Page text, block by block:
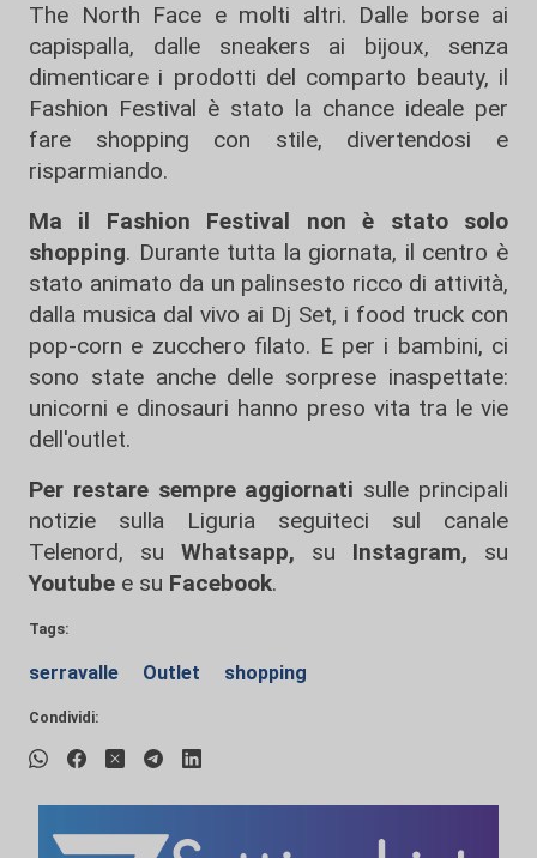
The North Face e molti altri. Dalle borse ai
capispalla, dalle sneakers ai bijoux, senza
dimenticare i prodotti del comparto beauty, il
Fashion Festival è stato la chance ideale per
fare shopping con stile, divertendosi e
risparmiando.
Ma il Fashion Festival non è stato solo
shopping. Durante tutta la giornata, il centro è
stato animato da un palinsesto ricco di attività,
dalla musica dal vivo ai Dj Set, i food truck con
pop-corn e zucchero filato. E per i bambini, ci
sono state anche delle sorprese inaspettate:
unicorni e dinosauri hanno preso vita tra le vie
dell'outlet.
Per restare sempre aggiornati sulle principali
notizie sulla Liguria seguiteci sul canale
Telenord, su
Whatsapp, su Instagram, su
Youtube e su Facebook.
Tags:
serravalle Outlet shopping
Condividi: